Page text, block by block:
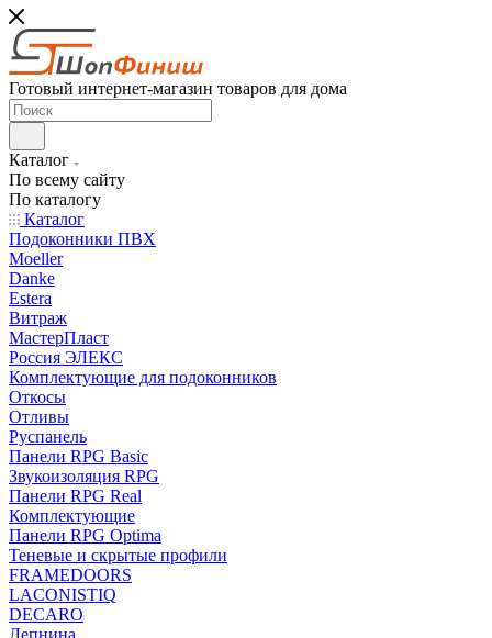
Готовый интернет-магазин товаров для дома
Каталог
По всему сайту
По каталогу
Каталог
Подоконники ПВХ
Moeller
Danke
Estera
Витраж
МастерПласт
Россия ЭЛЕКС
Комплектующие для подоконников
Откосы
Отливы
Руспанель
Панели RPG Basic
Звукоизоляция RPG
Панели RPG Real
Комплектующие
Панели RPG Optima
Теневые и скрытые профили
FRAMEDOORS
LACONISTIQ
DECARO
Лепнина